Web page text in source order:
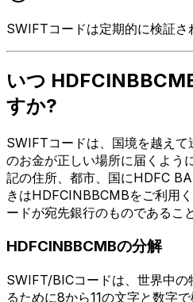
SWIFTコードは定期的に検証さ
いつ
すか?
SWIFTコードは、国境を越えて
のお金が正しい場所に届くよう
記の住所、都市、国にHDFC
きはHDFCINBBCMBをご利用
ードが宛先銀行のものであるこ
HDFCINBBCMBの分解
SWIFT/BICコードは、世界中の
るために8から11の文字と数字で